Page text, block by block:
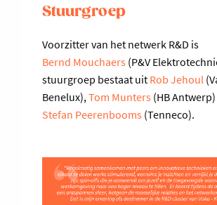
Stuurgroep
Voorzitter van het netwerk R&D is
Bernd Mouchaers (P&V
stuurgroep bestaat uit Rob Jehoul
Benelux), Tom Munters (HB
Stefan Peerenbooms (Tenneco).